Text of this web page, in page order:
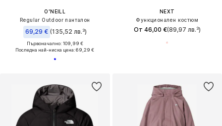
O'NEILL
Regular Outdoor панталон
69,29 € (135,52 лв.³)
Първоначално: 109,99 €
Последна най-ниска цена:69,29 €
NEXT
Функционален костюм
От 46,00 €(89,97 лв.³)